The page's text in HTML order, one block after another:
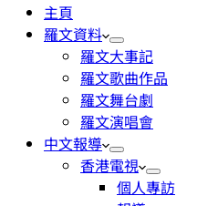
主頁
羅文資料
羅文大事記
羅文歌曲作品
羅文舞台劇
羅文演唱會
中文報導
香港電視
個人專訪